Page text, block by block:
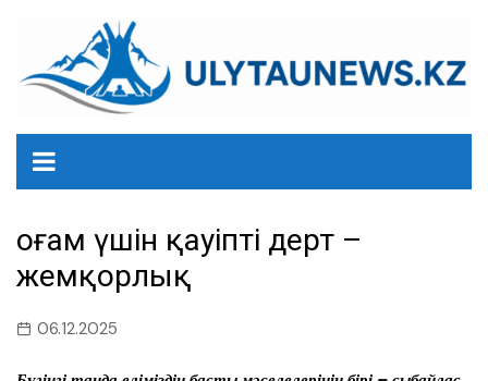
содержанию
Қоғам үшін қауіпті дерт –
жемқорлық
06.12.2025